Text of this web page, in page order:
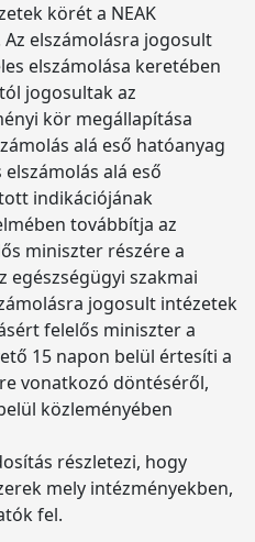
körét a NEAK
elszámolásra jogosult
elszámolása keretében
jogosultak az
kör megállapítása
alá eső hatóanyag
alá eső
indikációjának
továbbítja az
miniszter részére a
egészségügyi szakmai
jogosult intézetek
felelős miniszter a
15 napon belül értesíti a
vonatkozó döntéséről,
közleményében
részletezi, hogy
mely intézményekben,
fel.